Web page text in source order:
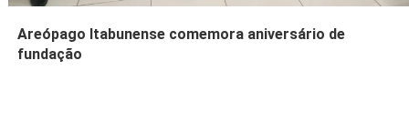
Areópago Itabunense comemora aniversário de
fundação